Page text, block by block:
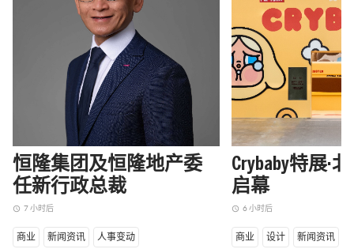
恒隆集团及恒隆地产委
任新行政总裁
access_time 7 小时后
商业 新闻资讯 人事变动
Crybaby特展·
启幕
access_time 6 小时后
商业 设计 新闻资讯